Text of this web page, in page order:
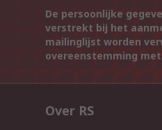
De persoonlijke
verstrekt bij het
mailinglijst worden
overeenstemming
Over RS